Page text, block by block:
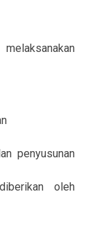
penyusunan
oleh